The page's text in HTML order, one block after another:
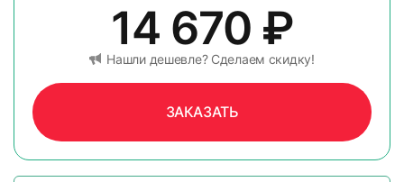
14 670 ₽
Нашли дешевле? Сделаем скидку!
ЗАКАЗАТЬ